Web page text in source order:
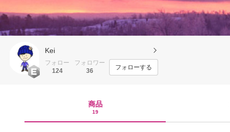
Kei
フォロー
124
フォロワー
36
フォローする
商品
19